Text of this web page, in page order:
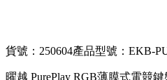
貨號：250604產品型號：EKB-
曜越 PurePlay RGB薄膜式電競鍵